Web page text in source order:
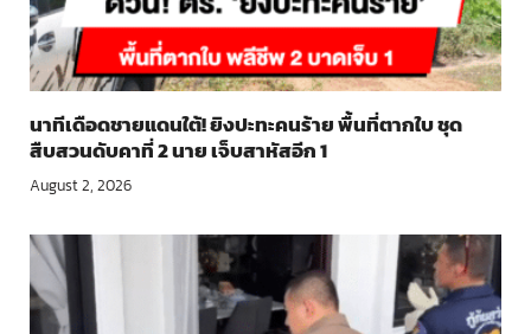
นาทีเดือดชายแดนใต้! ยิงปะทะคนร้าย พื้นที่ตากใบ ชุด
สืบสวนดับคาที่ 2 นาย เจ็บสาหัสอีก 1
August 2, 2026